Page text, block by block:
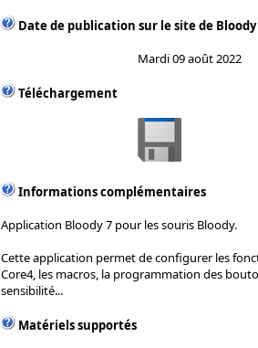
Date de publication sur le site de Bloody
Mardi 09 août 2022
Téléchargement
Informations complémentaires
Application Bloody 7 pour les souris Bloody.
Cette application permet de configurer les
Core4, les macros, la programmation des
sensibilité...
Matériels supportés